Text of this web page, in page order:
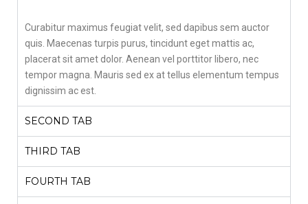
Curabitur maximus feugiat velit, sed dapibus sem auctor
quis. Maecenas turpis purus, tincidunt eget mattis ac,
placerat sit amet dolor. Aenean vel porttitor libero, nec
tempor magna. Mauris sed ex at tellus elementum tempus
dignissim ac est.
SECOND TAB
THIRD TAB
FOURTH TAB